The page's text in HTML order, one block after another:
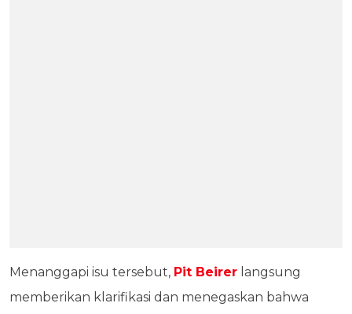
Menanggapi isu tersebut, Pit Beirer langsung
memberikan klarifikasi dan menegaskan bahwa